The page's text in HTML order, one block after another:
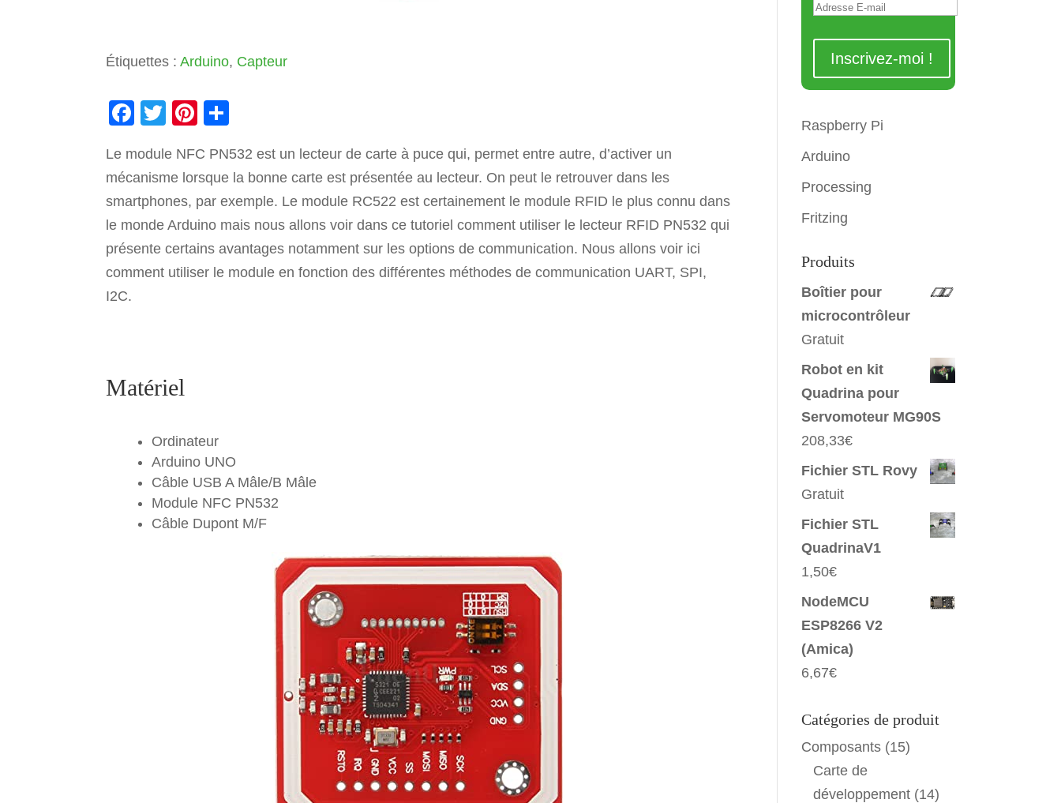
Étiquettes :Arduino, Capteur
F
c
e
b
o
o
T
tt
er
Pi
er
e
st
ta
g
er
Le module NFC PN532 est un lecteur de carte à puce qui, permet entre autre, d’activer un
mécanisme lorsque la bonne carte est présentée au lecteur. On peut le retrouver dans les
smartphones, par exemple. Le module RC522 est certainement le module RFID le plus connu dans
le monde Arduino mais nous allons voir dans ce tutoriel comment utiliser le lecteur RFID PN532 qui
présente certains avantages notamment sur les options de communication. Nous allons voir ici
comment utiliser le module en fonction des différentes méthodes de communication UART, SPI,
I2C.
Matériel
Ordinateur
Arduino UNO
Câble USB A Mâle/B Mâle
Module NFC PN532
Câble Dupont M/F
Raspberry Pi
Arduino
Processing
Fritzing
Produits
Boîtier pour
microcontrôleur
Gratuit
Robot en kit
Quadrina pour
Servomoteur MG90S
208,33€
Fichier STL Rovy
Gratuit
Fichier STL
QuadrinaV1
1,50€
NodeMCU
ESP8266 V2
(Amica)
6,67€
Catégories de produit
Composants (15)
Carte de
développement (14)